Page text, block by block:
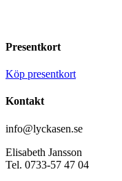
Presentkort
Köp presentkort
Kontakt
info@lyckasen.se
Elisabeth Jansson
Tel. 0733-57 47 04